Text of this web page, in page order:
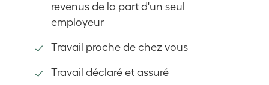
revenus de la part d'un seul
employeur
Travail proche de chez vous
Travail déclaré et assuré